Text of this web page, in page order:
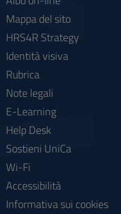
Mappa del sito
HRS4R Strategy
Identità visiva
Rubrica
Note legali
E-Learning
Help Desk
Sostieni UniCa
Wi-Fi
Accessibilità
Informativa sui cookies